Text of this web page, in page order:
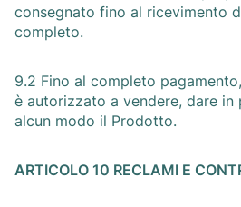
consegnato fino al ricevimento
completo.
9.2 Fino al completo
è autorizzato a vendere, dare in
alcun modo il Prodotto.
ARTICOLO 10 RECLAMI E